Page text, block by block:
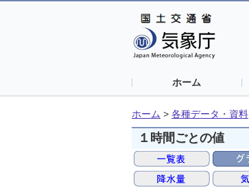
ホーム
ホーム > 各種データ・資料
１時間ごとの値